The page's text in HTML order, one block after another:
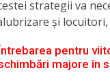
strategii va
și
pentru
majore în